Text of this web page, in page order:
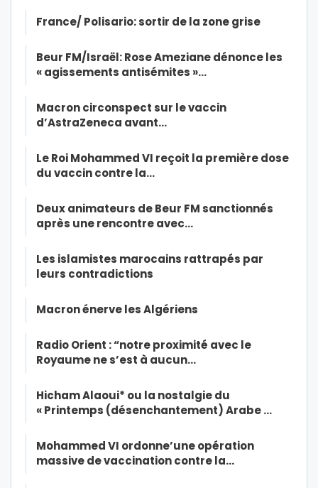
France/ Polisario: sortir de la zone grise
Beur FM/Israël: Rose Ameziane dénonce les
« agissements antisémites »…
Macron circonspect sur le vaccin
d’AstraZeneca avant…
Le Roi Mohammed VI reçoit la première dose
du vaccin contre la…
Deux animateurs de Beur FM sanctionnés
après une rencontre avec…
Les islamistes marocains rattrapés par
leurs contradictions
Macron énerve les Algériens
Radio Orient : “notre proximité avec le
Royaume ne s’est à aucun…
Hicham Alaoui* ou la nostalgie du
« Printemps (désenchantement) Arabe …
Mohammed VI ordonne’une opération
massive de vaccination contre la…